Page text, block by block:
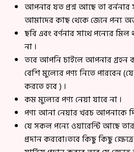
আপনার যত প্রশ্ন আছে তা বর্ননার
আমাদের কাছ থেকে জেনে পন্য
ছবি এবং বর্ণনার সাথে পন্যের
না ।
তবে আপনি চাইলে আপনার গ্রহন
বেশি মুল্যের পণ্য নিতে পারবেন
করতে হবে ) ।
কম মুল্যের পণ্য নেয়া যাবে না ।
পণ্য আনা নেয়ার খরচ আপনাকে
যে সকল পন্যে ওয়ারেন্টি আছে
প্রদান করবো।তবে কিছু কিছু